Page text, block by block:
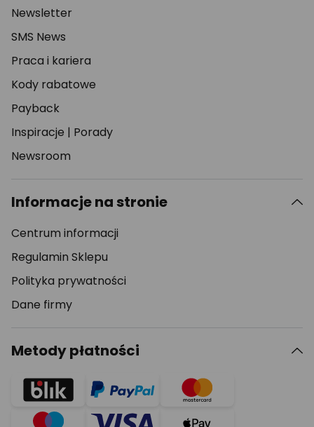
Newsletter
SMS News
Praca i kariera
Kody rabatowe
Payback
Inspiracje | Porady
Newsroom
Informacje na stronie
Centrum informacji
Regulamin Sklepu
Polityka prywatności
Dane firmy
Metody płatności